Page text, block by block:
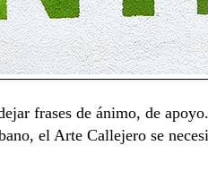
frases de ánimo, de
el Arte Callejero se